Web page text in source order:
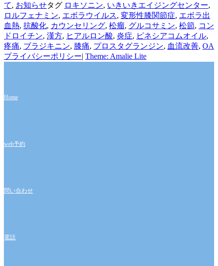
て, お知らせタグ ロキソニン, いきいきエイジングセンター,
ロルフェナミン, エボラウイルス, 変形性膝関節症, エボラ出
血熱, 抗酸化, カウンセリング, 松瘤, グルコサミン, 松節, コン
ドロイチン, 漢方, ヒアルロン酸, 炎症, ピネシアコムオイル,
疼痛, ブラジキニン, 膝痛, プロスタグランジン, 血流改善, OA
プライバシーポリシー| Theme: Amalie Lite
Home
web予約
問い合わせ
電話